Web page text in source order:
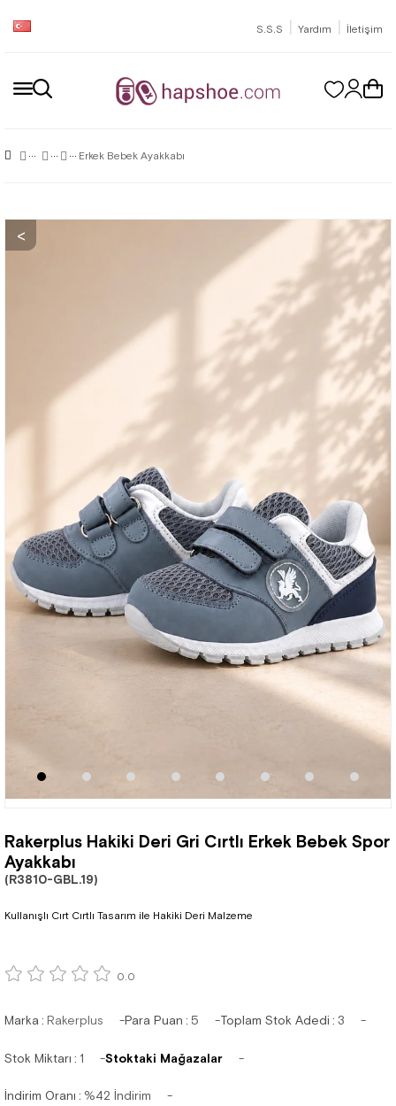
S.S.S | Yardım | İletişim
Erkek Bebek Ayakkabı
Rakerplus Hakiki Deri Gri Cırtlı Erkek Bebek Spor
Ayakkabı
(R3810-GBL.19)
Kullanışlı Cırt Cırtlı Tasarım ile Hakiki Deri Malzeme
0.0
Marka: Rakerplus Para Puan : 5 Toplam Stok Adedi : 3
Stok Miktarı : 1 Stoktaki Mağazalar
İndirim Oranı : %42 İndirim